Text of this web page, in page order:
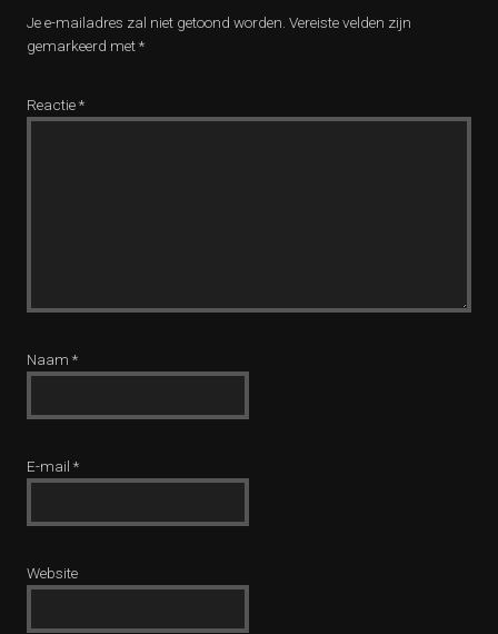
Je e-mailadres zal niet getoond worden. Vereiste velden zijn
gemarkeerd met*
Reactie*
Naam *
E-mail *
Website